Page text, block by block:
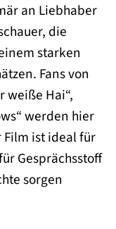
an Liebhaber
die
starken
Fans von
weiße Hai“,
werden hier
ist ideal für
Gesprächsstoff
sorgen